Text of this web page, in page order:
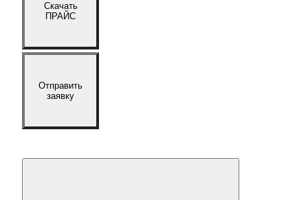
Скачать
ПРАЙС
Отправить
заявку